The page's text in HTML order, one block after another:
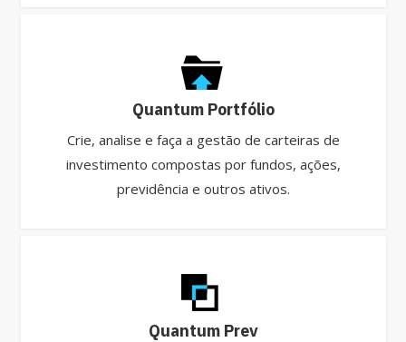
Quantum Portfólio
Crie, analise e faça a gestão de carteiras de
investimento compostas por fundos, ações,
previdência e outros ativos.
Quantum Prev